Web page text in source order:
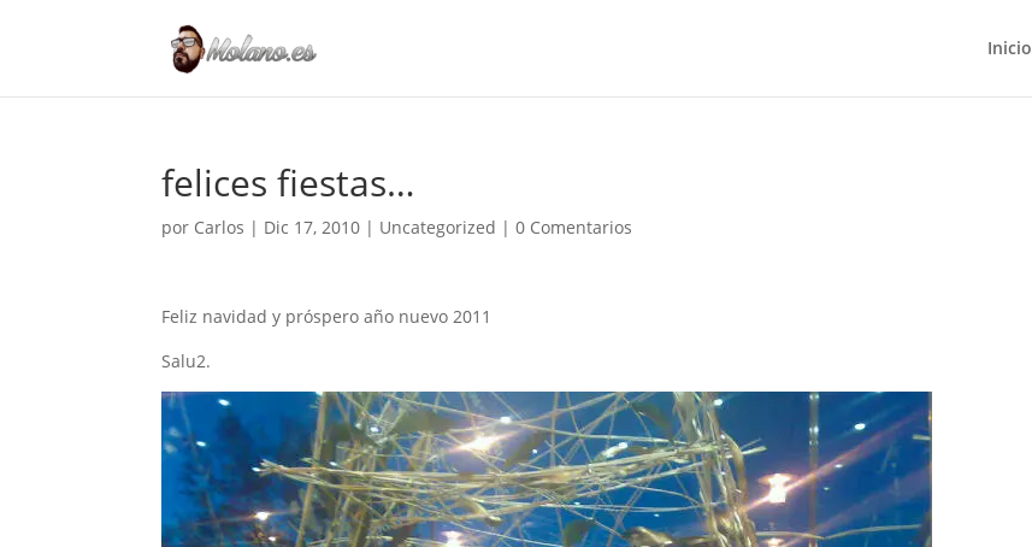
Inicio
felices fiestas…
por Carlos | Dic 17, 2010 | Uncategorized |0 Comentarios
Feliz navidad y próspero año nuevo 2011
Salu2.